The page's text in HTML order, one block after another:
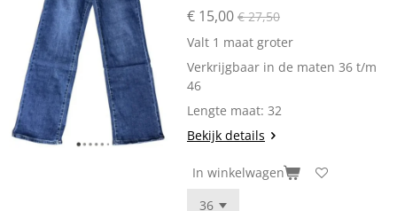
€ 15,00 € 27,50
Valt 1 maat groter
Verkrijgbaar in de maten 36 t/m
46
Lengte maat: 32
Bekijk details
In winkelwagen